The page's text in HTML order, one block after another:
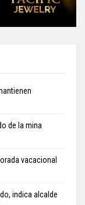
de la mina
vacacional
indica alcalde